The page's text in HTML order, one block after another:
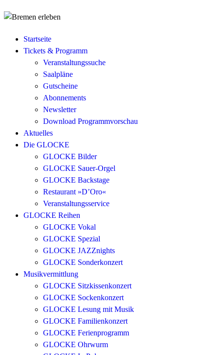
Startseite
Tickets & Programm
Veranstaltungssuche
Saalpläne
Gutscheine
Abonnements
Newsletter
Download Programmvorschau
Aktuelles
Die GLOCKE
GLOCKE Bilder
GLOCKE Sauer-Orgel
GLOCKE Backstage
Restaurant »D’Oro«
Veranstaltungsservice
GLOCKE Reihen
GLOCKE Vokal
GLOCKE Spezial
GLOCKE JAZZnights
GLOCKE Sonderkonzert
Musikvermittlung
GLOCKE Sitzkissenkonzert
GLOCKE Sockenkonzert
GLOCKE Lesung mit Musik
GLOCKE Familienkonzert
GLOCKE Ferienprogramm
GLOCKE Ohrwurm